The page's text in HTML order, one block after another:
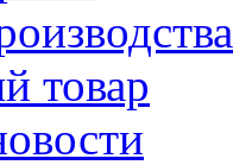
товар